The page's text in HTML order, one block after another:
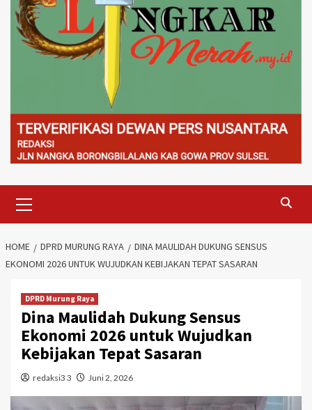
Menu
HOME DPRD MURUNG RAYA
DINA MAULIDAH DUKUNG SENSUS
EKONOMI 2026 UNTUK WUJUDKAN KEBIJAKAN TEPAT SASARAN
DPRD Murung Raya
Dina Maulidah Dukung Sensus
Ekonomi 2026 untuk Wujudkan
Kebijakan Tepat Sasaran
redaksi3 3 Juni 2, 2026